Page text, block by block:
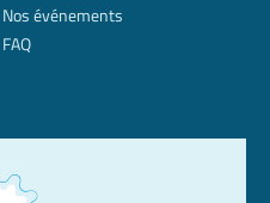
Nos événements
FAQ